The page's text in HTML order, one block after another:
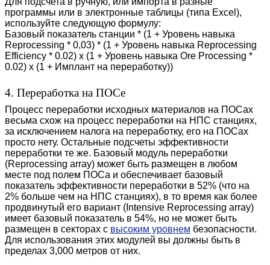
программы или в электронные таблицы (типа Excel),
используйте следующую формулу:
Базовый показатель станции * (1 + Уровень навыка
Reprocessing * 0,03) * (1 + Уровень навыка Reprocessing
Efficiency * 0.02) x (1 + Уровень навыка Ore Processing *
0.02) x (1 + Имплант на переработку))
4. Переработка на ПОСе
Процесс переработки исходных материалов на ПОСах
весьма схож на процесс переработки на НПС станциях,
за исключением налога на переработку, его на ПОСах
просто нету. Остальные подсчеты эффективности
переработки те же. Базовый модуль переработки
(Reprocessing array) может быть размещен в любом
месте под полем ПОСа и обеспечивает базовый
показатель эффективности переработки в 52% (что на
2% больше чем на НПС станциях), в то время как более
продвинутый его вариант (Intensive Reprocessing array)
имеет базовый показатель в 54%, но не может быть
размещен в секторах с высоким уровнем безопасности.
Для использования этих модулей вы должны быть в
пределах 3,000 метров от них.